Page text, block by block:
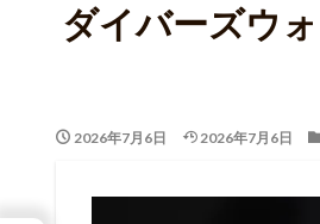
ダイバーズウ
2026年7月6日 2026年7月6日